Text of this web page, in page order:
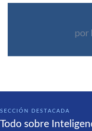
por
SECCIÓN DESTACADA
Todo sobre